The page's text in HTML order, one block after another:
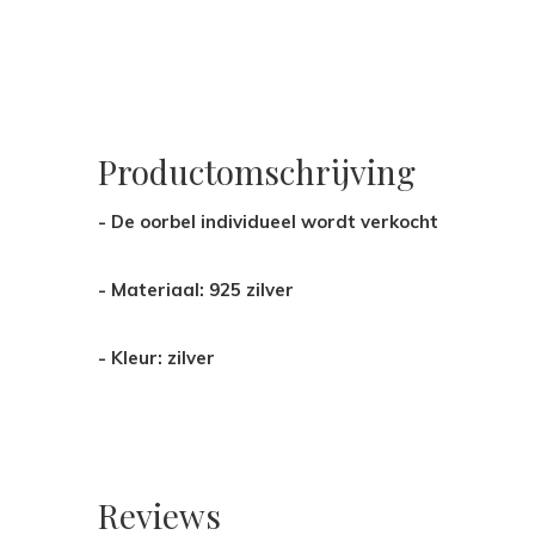
Productomschrijving
- De oorbel individueel wordt verkocht
- Materiaal: 925 zilver
- Kleur: zilver
Reviews